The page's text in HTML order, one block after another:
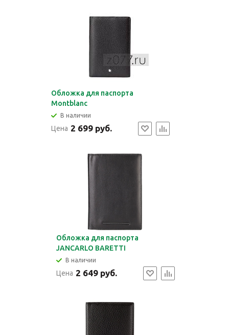
Обложка для паспорта
Montblanc
В наличии
Цена 2 699 руб.
Обложка для паспорта
JANCARLO BARETTI
В наличии
Цена 2 649 руб.